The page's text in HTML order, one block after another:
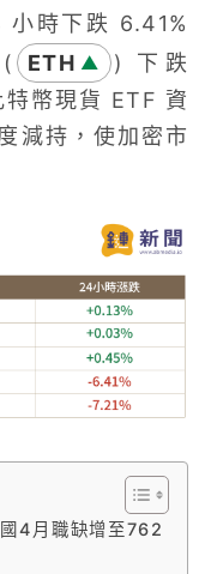
時下跌 6.41%
ETH ▲
) 下跌
幣現貨 ETF 資
減持，使加密市
4月職缺增至762